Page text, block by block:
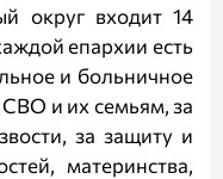
округ входит 14
епархии есть
и больничное
и их семьям, за
за защиту и
материнства,